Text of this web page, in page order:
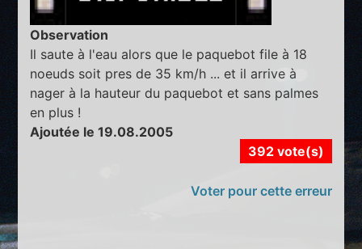
Observation
Il saute à l'eau alors que le paquebot file à 18
noeuds soit pres de 35 km/h ... et il arrive à
nager à la hauteur du paquebot et sans palmes
en plus !
Ajoutée le 19.08.2005
392 vote(s)
Voter pour cette erreur